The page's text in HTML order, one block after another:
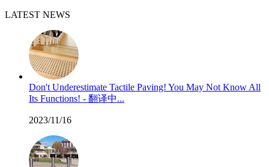
LATEST NEWS
Don't Underestimate Tactile Paving! You May Not Know All
Its Functions! - 翻译中...
2023/11/16